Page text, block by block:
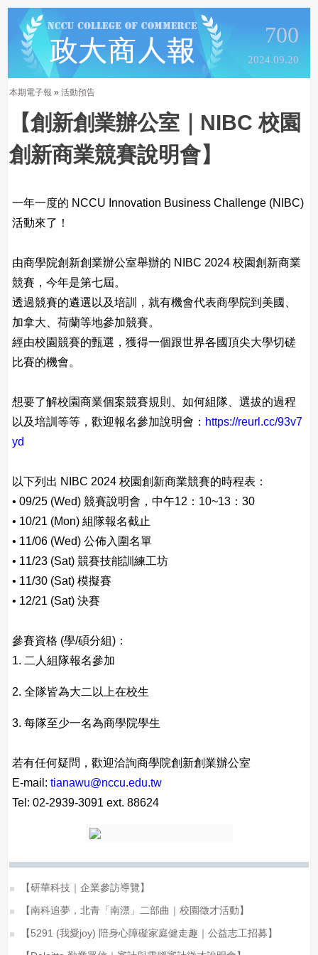
700
2024.09.20
本期電子報 » 活動預告
【創新創業辦公室｜NIBC 校園
創新商業競賽說明會】
一年一度的 NCCU Innovation Business Challenge (NIBC)
活動來了！
由商學院創新創業辦公室舉辦的 NIBC 2024 校園創新商業
競賽，今年是第七屆。
透過競賽的遴選以及培訓，就有機會代表商學院到美國、
加拿大、荷蘭等地參加競賽。
經由校園競賽的甄選，獲得一個跟世界各國頂尖大學切磋
比賽的機會。
想要了解校園商業個案競賽規則、如何組隊、選拔的過程
以及培訓等等，歡迎報名參加說明會： https://reurl.cc/93v7
yd
以下列出 NIBC 2024 校園創新商業競賽的時程表：
• 09/25 (Wed) 競賽說明會，中午12：10~13：30
• 10/21 (Mon) 組隊報名截止
• 11/06 (Wed) 公佈入圍名單
• 11/23 (Sat) 競賽技能訓練工坊
• 11/30 (Sat) 模擬賽
• 12/21 (Sat) 決賽
參賽資格 (學/碩分組)：
1. 二人組隊報名參加
2. 全隊皆為大二以上在校生
3. 每隊至少一名為商學院學生
若有任何疑問，歡迎洽詢商學院創新創業辦公室
E-mail: tianawu@nccu.edu.tw
Tel: 02-2939-3091 ext. 88624
【研華科技｜企業參訪導覽】
【南科追夢，北青「南漂」二部曲｜校園徵才活動】
【5291 (我愛joy) 陪身心障礙家庭健走趣｜公益志工招募】